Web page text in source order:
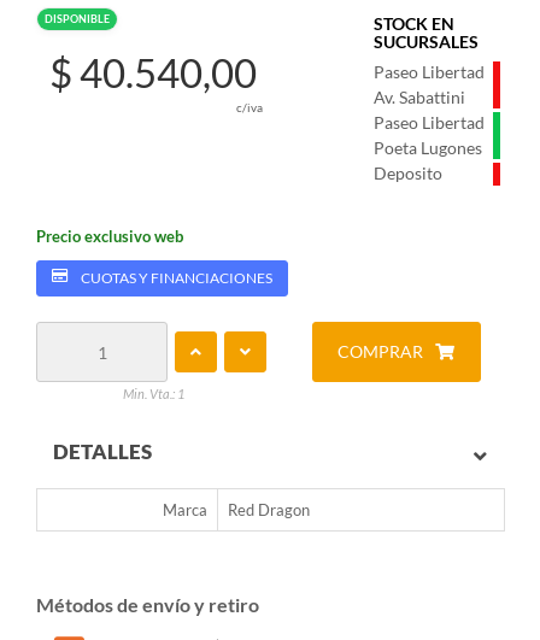
DISPONIBLE
STOCK EN
SUCURSALES
Paseo Libertad
Av. Sabattini
Paseo Libertad
Poeta Lugones
Deposito
$ 40.540,00
c/iva
Precio exclusivo web
CUOTAS Y FINANCIACIONES
Min. Vta.: 1
COMPRAR
DETALLES
Marca Red Dragon
Métodos de envío y retiro